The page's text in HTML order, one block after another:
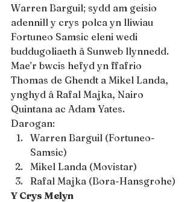
Warren Barguil; sydd am geisio
adennill y crys polca yn lliwiau
Fortuneo Samsic eleni wedi
buddugoliaeth â Sunweb llynnedd.
Mae’r bwcis hefyd yn ffafrio
Thomas de Ghendt a Mikel Landa,
ynghyd â Rafal Majka, Nairo
Quintana ac Adam Yates.
Darogan:
Warren Barguil (Fortuneo-
Samsic)
Mikel Landa (Movistar)
Rafal Majka (Bora-Hansgrohe)
Y Crys Melyn